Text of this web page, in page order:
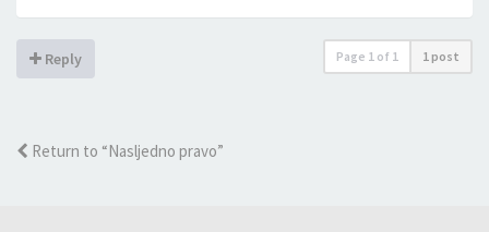
Reply Page 1 of 1 1 post
Return to “Nasljedno pravo”